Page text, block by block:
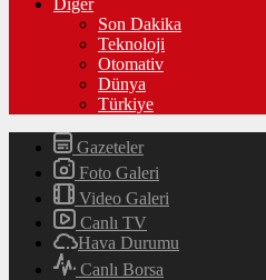
Diğer
Son Dakika
Teknoloji
Otomativ
Dünya
Türkiye
Gazeteler
Foto Galeri
Video Galeri
Canlı TV
Hava Durumu
Canlı Borsa